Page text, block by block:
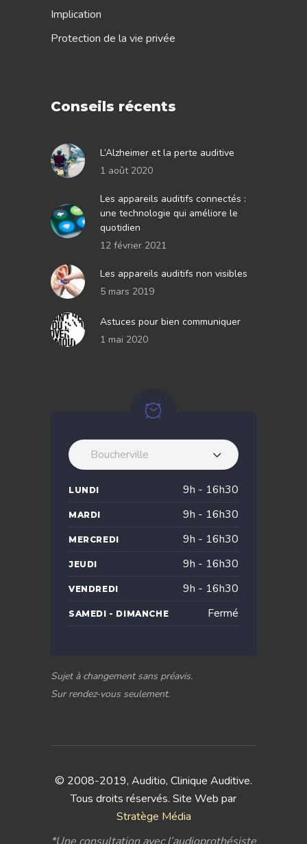
Implication
Protection de la vie privée
Conseils récents
L’Alzheimer et la perte auditive
1 août 2020
Les appareils auditifs connectés :
une technologie qui améliore le
quotidien
12 février 2021
Les appareils auditifs non visibles
5 mars 2019
Astuces pour bien communiquer
1 mai 2020
Boucherville
LUNDI 9h - 16h30
MARDI 9h - 16h30
MERCREDI 9h - 16h30
JEUDI 9h - 16h30
VENDREDI 9h - 16h30
SAMEDI - DIMANCHE Fermé
Sujet à changement sans préavis.
Sur rendez-vous seulement.
© 2008-2019, Auditio, Clinique Auditive.
Tous droits réservés. Site Web par
Stratège Média